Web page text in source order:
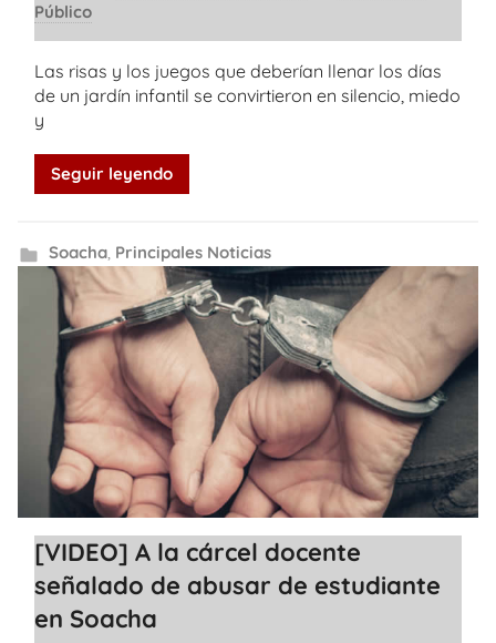
Público
Las risas y los juegos que deberían llenar los días
de un jardín infantil se convirtieron en silencio, miedo
y
Seguir leyendo
Soacha, Principales Noticias
[VIDEO] A la cárcel docente
señalado de abusar de estudiante
en Soacha